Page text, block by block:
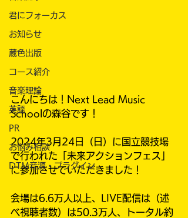
君にフォーカス
お知らせ
蔵色出版
コース紹介
音楽理論
英語
PR
お悩み相談
DTM音源・プラグイン
こんにちは！Next Lead Music
Schoolの森谷です！
2024年3月24日（日）に国立競技場
で行われた「未来アクションフェス」
に参加させていただきました！
会場は6.6万人以上、LIVE配信は（述
べ視聴者数）は50.3万人、トータル約